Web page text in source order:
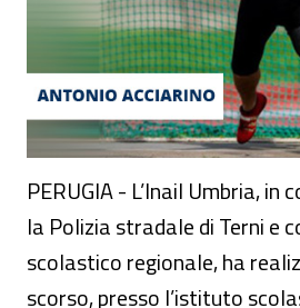
PERUGIA - L’Inail Umbria, in
la Polizia stradale di Terni e
scolastico regionale, ha
scorso, presso l’istituto